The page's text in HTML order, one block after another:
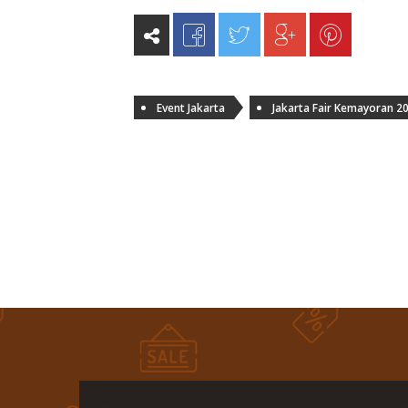
Event Jakarta Jakarta Fair Kemayoran